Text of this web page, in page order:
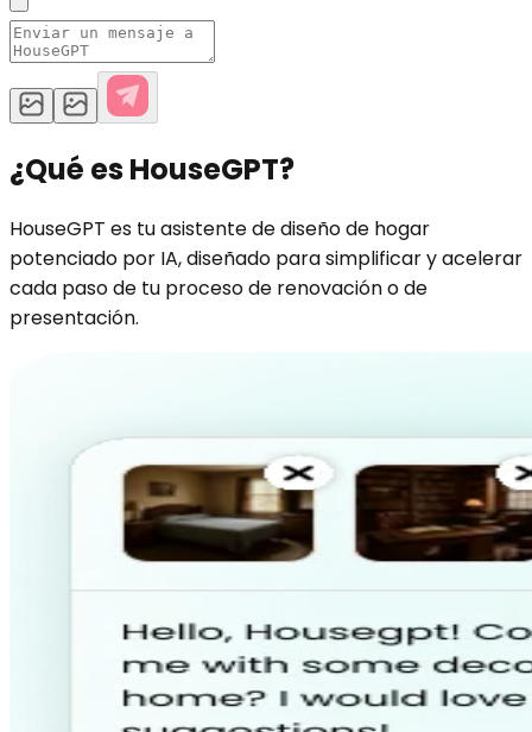
¿Qué es HouseGPT?
HouseGPT es tu asistente de diseño de hogar
potenciado por IA, diseñado para simplificar y acelerar
cada paso de tu proceso de renovación o de
presentación.